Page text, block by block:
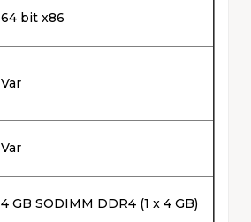
64 bit x86
Var
Var
4 GB SODIMM DDR4 (1 x 4 GB)